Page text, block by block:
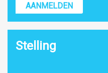
AANMELDEN
Stelling